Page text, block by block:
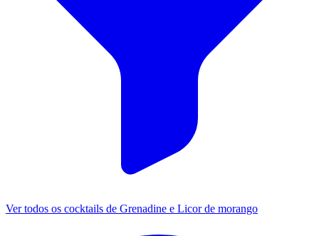
Ver todos os cocktails de Grenadine e Licor de morango